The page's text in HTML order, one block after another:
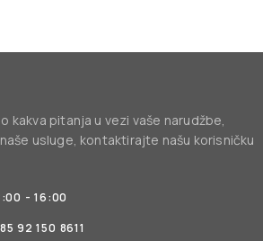
kakva pitanja u vezi vaše narudžbe,
usluge, kontaktirajte našu korisničku
- 16:00
92 150 8611